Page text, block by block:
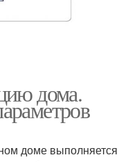
дома.
доме выполняется